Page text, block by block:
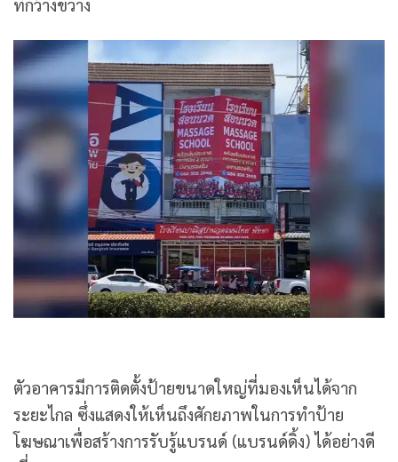
ที่กว้างขวาง
ตัวอาคารมีการติดตั้งป้ายขนาดใหญ่ที่มองเห็นได้จาก
ระยะไกล ซึ่งแสดงให้เห็นถึงศักยภาพในการทำป้าย
โฆษณาเพื่อสร้างการรับรู้แบรนด์ (แบรนด์ดิ้ง) ได้อย่างดี